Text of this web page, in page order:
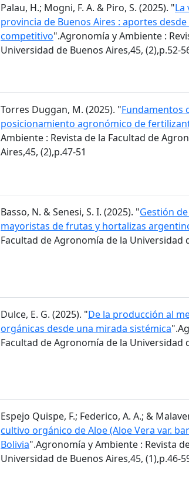
Palau, H.; Mogni, F. A. & Piro, S. (2025). "La
provincia de Buenos Aires : aportes
competitivo".Agronomía y Ambiente :
Universidad de Buenos Aires,45, (2),p.52-
Torres Duggan, M. (2025). "Fundamentos
posicionamiento agronómico de
Ambiente : Revista de la Facultad de
Aires,45, (2),p.47-51
Basso, N. & Senesi, S. I. (2025). "Gestión
mayoristas de frutas y hortalizas
Facultad de Agronomía de la Universidad
Dulce, E. G. (2025). "De la producción al
orgánicas desde una mirada sistémica
Facultad de Agronomía de la Universidad
Espejo Quispe, F.; Federico, A. A.; &
cultivo orgánico de Aloe (Aloe Vera var.
Bolivia".Agronomía y Ambiente : Revista
Universidad de Buenos Aires,45, (1),p.46-